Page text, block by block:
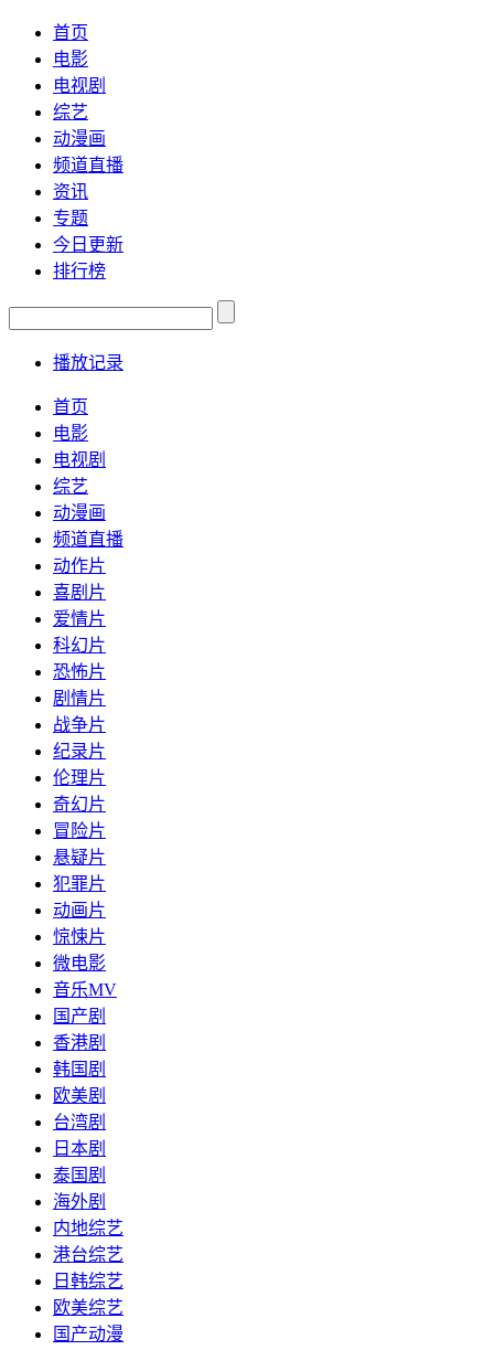
首页
电影
电视剧
综艺
动漫画
频道直播
资讯
专题
今日更新
排行榜
播放记录
首页
电影
电视剧
综艺
动漫画
频道直播
动作片
喜剧片
爱情片
科幻片
恐怖片
剧情片
战争片
纪录片
伦理片
奇幻片
冒险片
悬疑片
犯罪片
动画片
惊悚片
微电影
音乐MV
国产剧
香港剧
韩国剧
欧美剧
台湾剧
日本剧
泰国剧
海外剧
内地综艺
港台综艺
日韩综艺
欧美综艺
国产动漫